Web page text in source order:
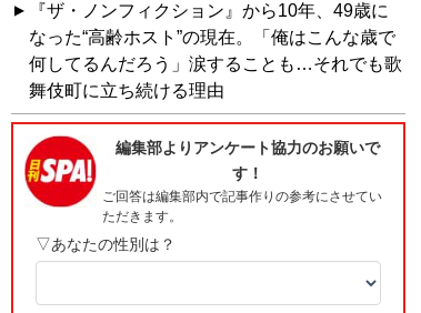
『ザ・ノンフィクション』から10年、49歳に
なった“高齢ホスト”の現在。「俺はこんな歳で
何してるんだろう」涙することも…それでも歌
舞伎町に立ち続ける理由